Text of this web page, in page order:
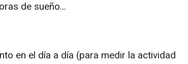
de sueño…
en el día a día (para medir la actividad